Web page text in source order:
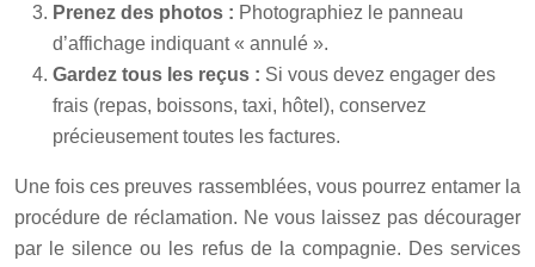
Prenez des photos : Photographiez le panneau
d’affichage indiquant « annulé ».
Gardez tous les reçus : Si vous devez engager des
frais (repas, boissons, taxi, hôtel), conservez
précieusement toutes les factures.
Une fois ces preuves rassemblées, vous pourrez entamer la
procédure de réclamation. Ne vous laissez pas décourager
par le silence ou les refus de la compagnie. Des services